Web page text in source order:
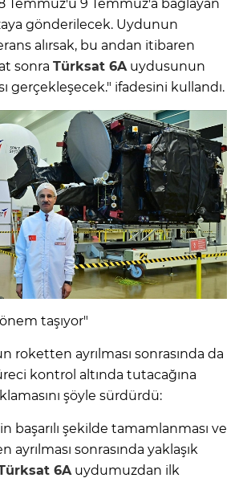
Temmuz'u 9 Temmuz'a bağlayan
gönderilecek. Uydunun
alırsak, bu andan itibaren
sonra Türksat 6Auydusunun
gerçekleşecek." ifadesini kullandı.
taşıyor"
roketten ayrılması sonrasında da
kontrol altında tutacağına
şöyle sürdürdü:
başarılı şekilde tamamlanması ve
sonrasında yaklaşık
6Auydumuzdan ilk